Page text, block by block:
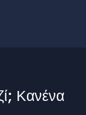
Κανένα